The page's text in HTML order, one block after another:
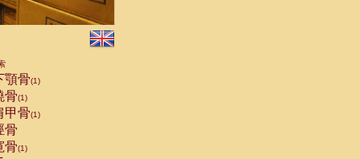
顎骨(1)
骨(1)
甲骨(1)
骨
骨(1)